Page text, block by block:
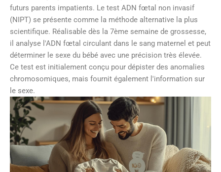
futurs parents impatients. Le test ADN fœtal non invasif
(NIPT) se présente comme la méthode alternative la plus
scientifique. Réalisable dès la 7ème semaine de grossesse,
il analyse l'ADN fœtal circulant dans le sang maternel et peut
déterminer le sexe du bébé avec une précision très élevée.
Ce test est initialement conçu pour dépister des anomalies
chromosomiques, mais fournit également l'information sur
le sexe.